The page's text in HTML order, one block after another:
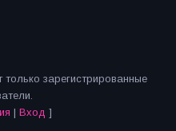
зарегистрированные
| Вход ]